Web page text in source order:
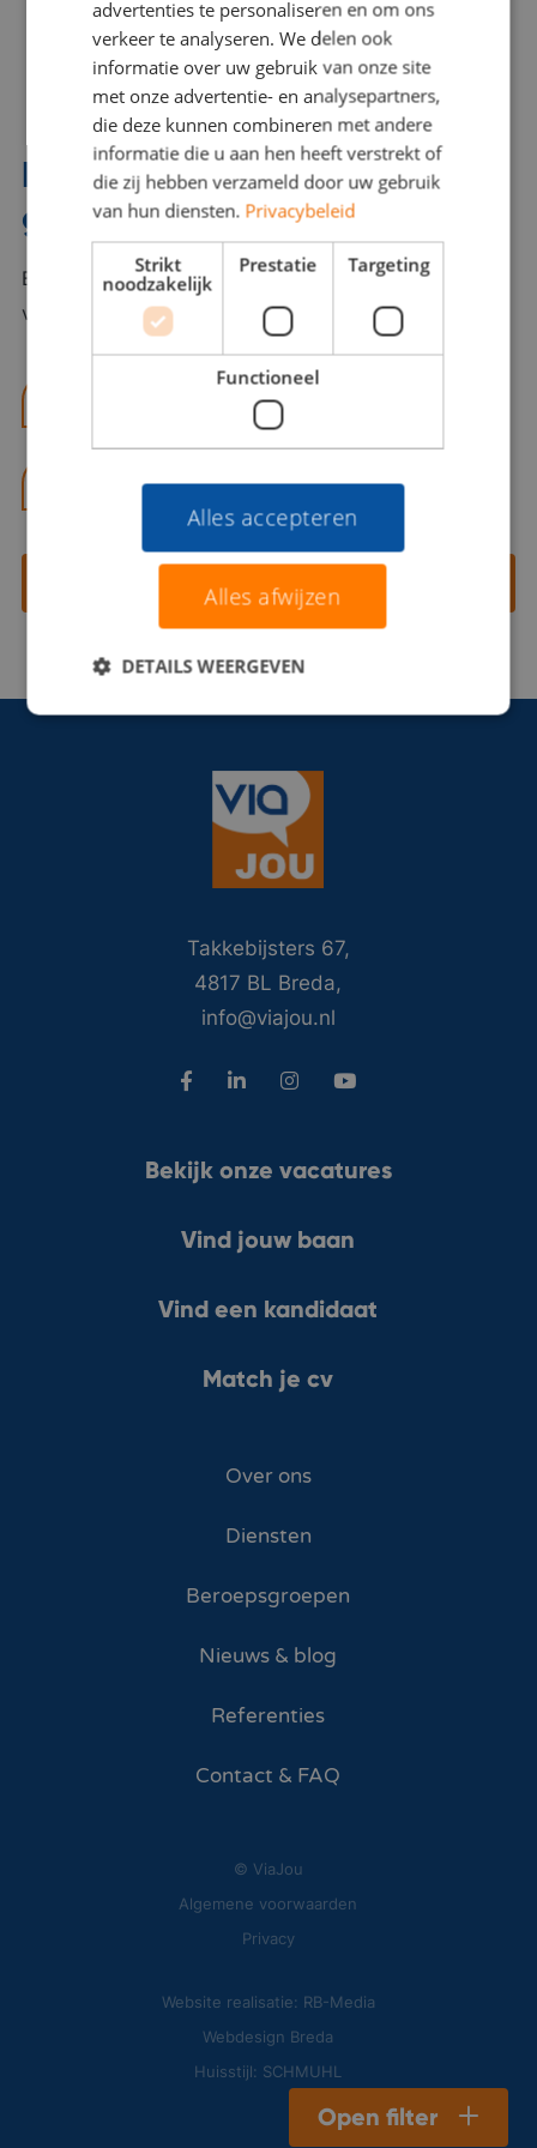
Open filter
Interesse? Benno helpt je
graag verder!
Bel of mail Benno met al jouw vragen. Benno staat
voor je klaar en helpt je graag!
benno@viajou.nl
06 13 28 62 71
Contact opnemen
Takkebijsters 67,
4817 BL Breda,
info@viajou.nl
Bekijk onze vacatures
Vind jouw baan
Vind een kandidaat
Match je cv
Over ons
Diensten
Beroepsgroepen
Nieuws & blog
Referenties
Contact & FAQ
© ViaJou
Algemene voorwaarden
Privacy
Website realisatie: RB-Media
Webdesign Breda
Huisstijl: SCHMUHL
advertenties te personaliseren en om ons
verkeer te analyseren. We delen ook
informatie over uw gebruik van onze site
met onze advertentie- en analysepartners,
die deze kunnen combineren met andere
informatie die u aan hen heeft verstrekt of
die zij hebben verzameld door uw gebruik
van hun diensten. Privacybeleid
Strikt
noodzakelijk
Prestatie Targeting
Functioneel
Alles accepteren
Alles afwijzen
DETAILS WEERGEVEN